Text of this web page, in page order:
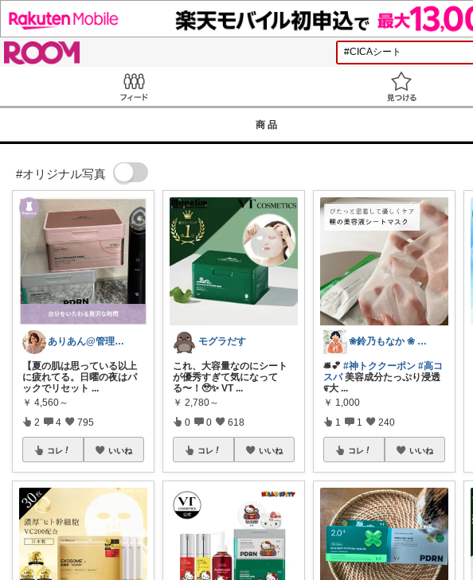
商品
#オリジナル写真
ありあん@管理職シンママの手間なし生活
【夏の肌は思っている以上
に疲れてる。日曜の夜はパ
ックでリセット ...
￥ 4,560～
2 4 795
コレ いいね
モグラだす
これ、大容量なのにシート
が優秀すぎて気になって
る〜！🥹✨ VT ...
￥ 2,780～
0 0 618
コレ いいね
❀鈴乃もなか ❀ 穏やかさを大切に
🛎️💕#神トククーポン #高コ
スパ美容成分たっぷり浸透
೯大 ...
￥ 1,000
1 1 240
コレ いいね